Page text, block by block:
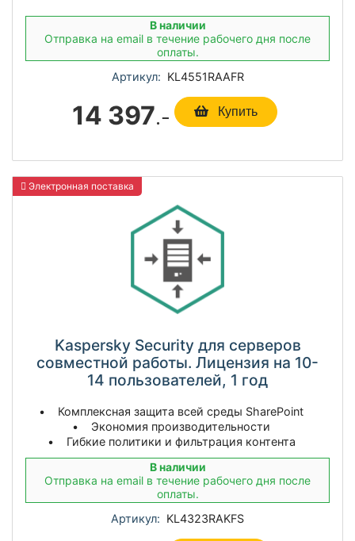
В наличии
Отправка на email в течение рабочего дня после
оплаты.
Артикул: KL4551RAAFR
14 397.- Купить
Электронная поставка
Kaspersky Security для серверов
совместной работы. Лицензия на 10-
14 пользователей, 1 год
• Комплексная защита всей среды SharePoint
• Экономия производительности
• Гибкие политики и фильтрация контента
В наличии
Отправка на email в течение рабочего дня после
оплаты.
Артикул: KL4323RAKFS